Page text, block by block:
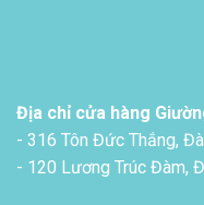
Địa chỉ cửa hàng
- 316 Tôn Đức Thắng,
- 120 Lương Trúc Đàm,